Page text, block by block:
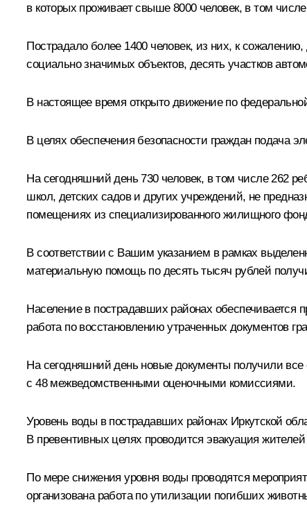
в которых проживает свыше 8000 человек, в том
Пострадало более 1400 человек, из них, к
социально значимых объектов, десять участков
В настоящее время открыто движение по
В целях обеспечения безопасности граждан подача
На сегодняшний день 730 человек, в том числе 262
школ, детских садов и других учреждений, не
помещениях из специализированного жилищного
В соответствии с Вашим указанием в рамках
материальную помощь по десять тысяч рублей
Население в пострадавших районах
работа по восстановлению утраченных документов
На сегодняшний день новые документы получили
с 48 межведомственными оценочными комиссиями.
Уровень воды в пострадавших районах Иркутской
В превентивных целях проводится эвакуация
По мере снижения уровня воды проводятся
организована работа по утилизации погибших